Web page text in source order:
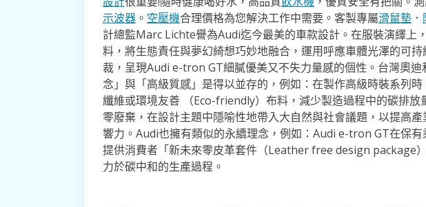
示波器。 空壓機合理價格為您解決工作中需要。客製專屬滑鼠墊．
計總監Marc Lichte譽為Audi迄今最美的車款設計。在服裝演繹上
料，將生態責任與夢幻綺想巧妙地融合，運用呼應車體光澤的可
裁，呈現Audi e-tron GT細膩優美又不失力量感的個性。台灣奧迪
念」與「高級質感」是得以並存的，例如：在製作高級時裝系列
纖維或環境友善 （Eco-friendly）布料，減少製造過程中的碳排放
零廢棄，在設計主題中隱喻性地帶入大自然與社會議題，以提高
響力。Audi也擁有類似的永續理念，例如：Audi e-tron GT在保有
提供消費者「新未來零皮革套件（Leather free design package
力於碳中和的生產過程。